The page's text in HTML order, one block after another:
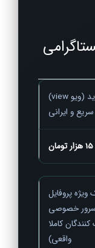
خرید بازدید (ویو view)
سریع و ایرانی
15 هزار تومان
ویژه پروفایل
(سرور خصوصی
کاملا
واقعی)